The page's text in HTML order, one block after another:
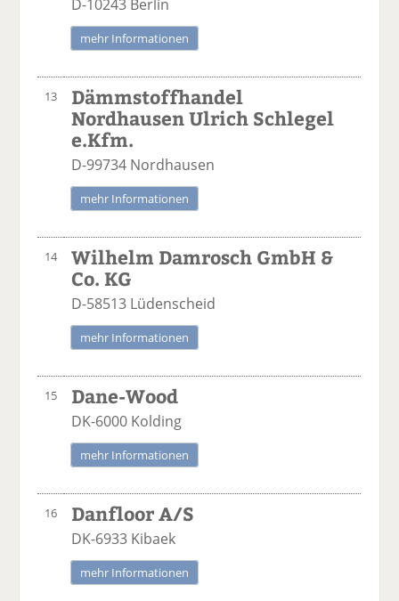
D-10243 Berlin
mehr Informationen
13
Dämmstoffhandel
Nordhausen Ulrich Schlegel
e.Kfm.
D-99734 Nordhausen
mehr Informationen
14
Wilhelm Damrosch GmbH &
Co. KG
D-58513 Lüdenscheid
mehr Informationen
15 Dane-Wood
DK-6000 Kolding
mehr Informationen
16 Danfloor A/S
DK-6933 Kibaek
mehr Informationen